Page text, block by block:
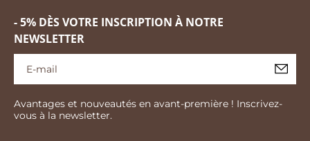
- 5% DÈS VOTRE INSCRIPTION À NOTRE
NEWSLETTER
Avantages et nouveautés en avant-première ! Inscrivez-
vous à la newsletter.